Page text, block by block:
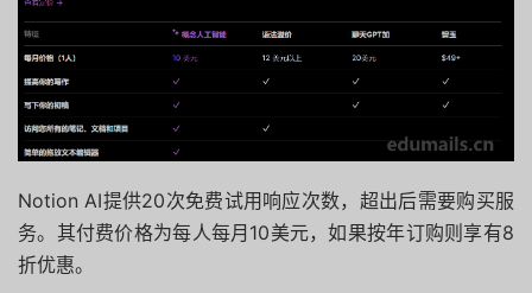
Notion AI提供20次免费试用响应次数，超出后需要购买服
务。其付费价格为每人每月10美元，如果按年订购则享有8
折优惠。